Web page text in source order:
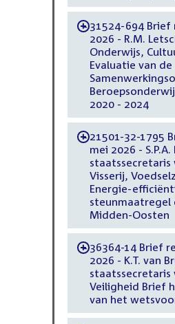
-31524-694 Brief
2026 - R.M.
Onderwijs,
Evaluatie van de
2020 - 2024
-21501-32-1795
mei 2026 - S.P.A.
staatssecretaris
Visserij,
Energie-
steunmaatregel
Midden-Oosten
-36364-14 Brief
2026 - K.T. van
staatssecretaris
Veiligheid Brief
van het